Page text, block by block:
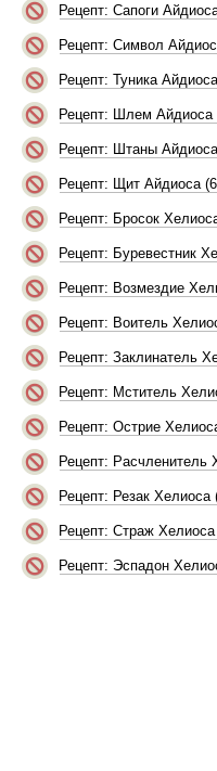
Рецепт: Сапоги
Рецепт: Символ
Рецепт: Туника
Рецепт: Шлем Айдиоса
Рецепт: Штаны
Рецепт: Щит Айдиоса
Рецепт: Бросок
Рецепт: Буревестник
Рецепт: Возмездие
Рецепт: Воитель
Рецепт: Заклинатель
Рецепт: Мститель
Рецепт: Острие
Рецепт: Расчленитель
Рецепт: Резак Хелиоса
Рецепт: Страж
Рецепт: Эспадон